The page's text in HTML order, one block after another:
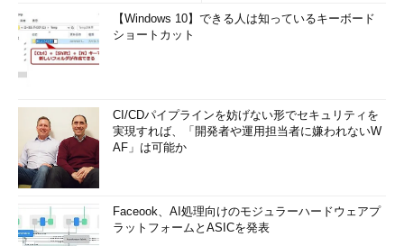
【Windows 10】できる人は知っているキーボード
ショートカット
CI/CDパイプラインを妨げない形でセキュリティを
実現すれば、「開発者や運用担当者に嫌われないW
AF」は可能か
Faceook、AI処理向けのモジュラーハードウェアプ
ラットフォームとASICを発表